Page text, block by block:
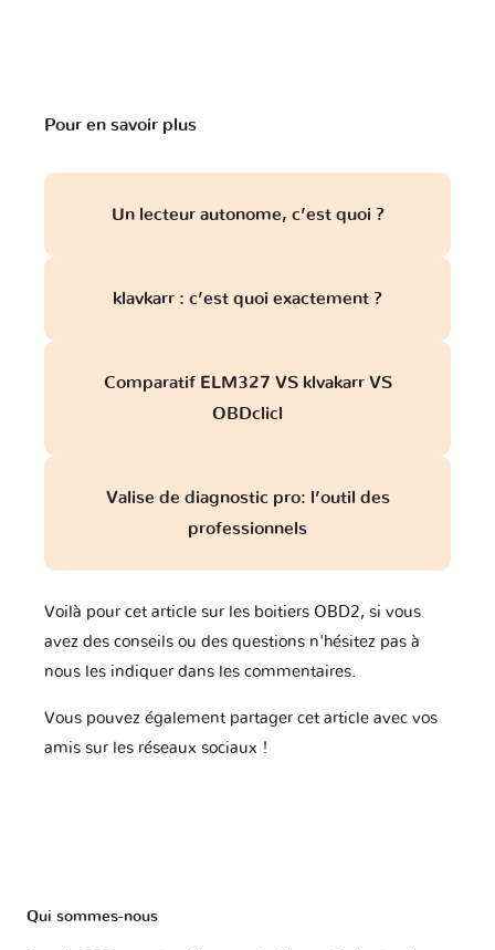
Pour en savoir plus
Un lecteur autonome, c’est quoi ?
klavkarr : c’est quoi exactement ?
Comparatif ELM327 VS klvakarr VS
OBDclicl
Valise de diagnostic pro: l’outil des
professionnels
Voilà pour cet article sur les boitiers OBD2, si vous
avez des conseils ou des questions n'hésitez pas à
nous les indiquer dans les commentaires.
Vous pouvez également partager cet article avec vos
amis sur les réseaux sociaux !
Qui sommes-nous